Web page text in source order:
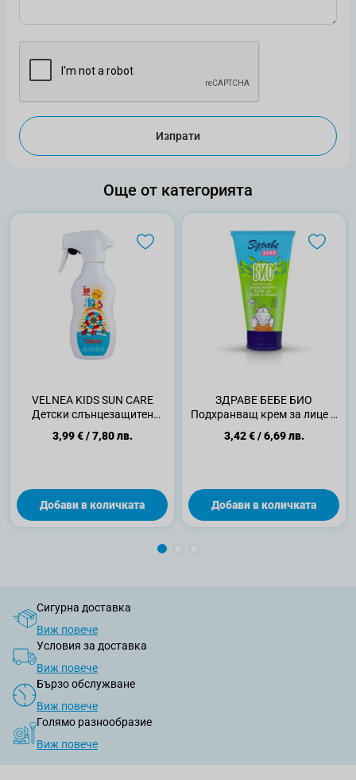
Изпрати
Още от категорията
VELNEA KIDS SUN CARE
Детски слънцезащитен
250 мл
3,99 €/7,80 лв.
Добави в количката
ЗДРАВЕ БЕБЕ БИО
Подхранващ крем за лице и
3,42 €/6,69 лв.
Добави в количката
Сигурна доставка
Виж повече
Условия за доставка
Виж повече
Бързо обслужване
Виж повече
Голямо разнообразие
Виж повече